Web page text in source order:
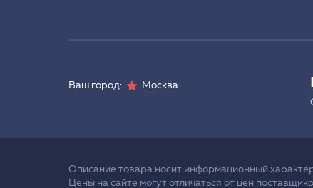
Ваш город: Москва
Описание товара носит информационный
Цены на сайте могут отличаться от цен